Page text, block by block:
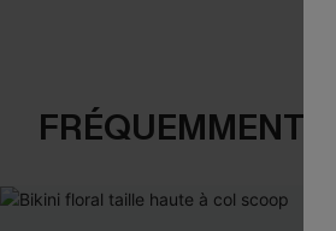
FRÉQUEMMENT